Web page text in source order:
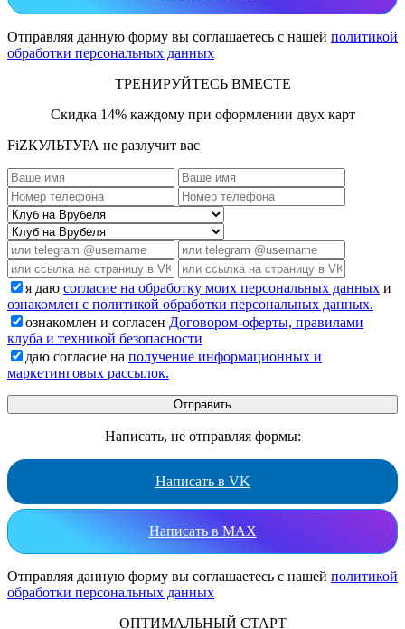
Отправляя данную форму вы соглашаетесь с нашей политикой
обработки персональных данных
ТРЕНИРУЙТЕСЬ ВМЕСТЕ
Скидка 14% каждому при оформлении двух карт
FiZКУЛЬТУРА не разлучит вас
я даю согласие на обработку моих персональных данных и
ознакомлен с политикой обработки персональных данных.
ознакомлен и согласен Договором-оферты, правилами
клуба и техникой безопасности
даю согласие на получение информационных и
маркетинговых рассылок.
Написать, не отправляя формы:
Написать в VK
Написать в MAX
Отправляя данную форму вы соглашаетесь с нашей политикой
обработки персональных данных
ОПТИМАЛЬНЫЙ СТАРТ